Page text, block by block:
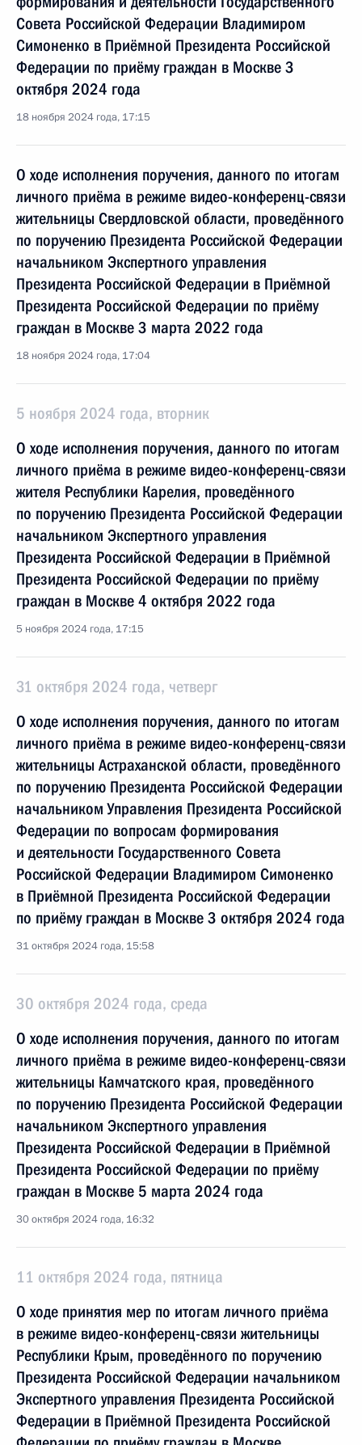
Совета Российской Федерации Владимиром
Симоненко в Приёмной Президента Российской
Федерации по приёму граждан в Москве 3
октября 2024 года
18 ноября 2024 года, 17:15
О ходе исполнения поручения, данного по итогам
личного приёма в режиме видео-конференц-связи
жительницы Свердловской области, проведённого
по поручению Президента Российской Федерации
начальником Экспертного управления
Президента Российской Федерации в Приёмной
Президента Российской Федерации по приёму
граждан в Москве 3 марта 2022 года
18 ноября 2024 года, 17:04
5 ноября 2024 года, вторник
О ходе исполнения поручения, данного по итогам
личного приёма в режиме видео-конференц-связи
жителя Республики Карелия, проведённого
по поручению Президента Российской Федерации
начальником Экспертного управления
Президента Российской Федерации в Приёмной
Президента Российской Федерации по приёму
граждан в Москве 4 октября 2022 года
5 ноября 2024 года, 17:15
31 октября 2024 года, четверг
О ходе исполнения поручения, данного по итогам
личного приёма в режиме видео-конференц-связи
жительницы Астраханской области, проведённого
по поручению Президента Российской Федерации
начальником Управления Президента Российской
Федерации по вопросам формирования
и деятельности Государственного Совета
Российской Федерации Владимиром Симоненко
в Приёмной Президента Российской Федерации
по приёму граждан в Москве 3 октября 2024 года
31 октября 2024 года, 15:58
30 октября 2024 года, среда
О ходе исполнения поручения, данного по итогам
личного приёма в режиме видео-конференц-связи
жительницы Камчатского края, проведённого
по поручению Президента Российской Федерации
начальником Экспертного управления
Президента Российской Федерации в Приёмной
Президента Российской Федерации по приёму
граждан в Москве 5 марта 2024 года
30 октября 2024 года, 16:32
11 октября 2024 года, пятница
О ходе принятия мер по итогам личного приёма
в режиме видео-конференц-связи жительницы
Республики Крым, проведённого по поручению
Президента Российской Федерации начальником
Экспертного управления Президента Российской
Федерации в Приёмной Президента Российской